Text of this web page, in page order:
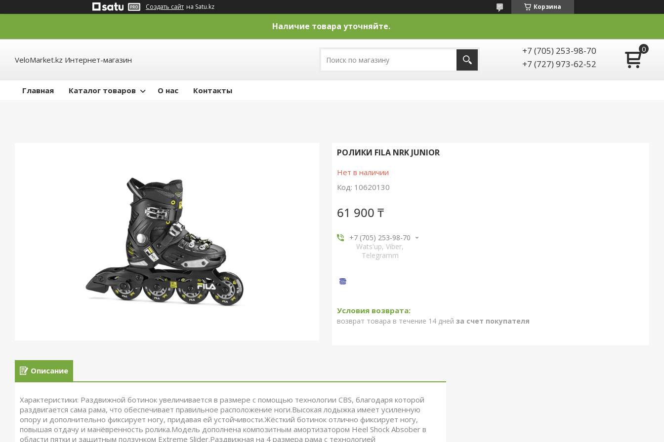
Создать сайт на Satu.kz Корзина
Наличие товара уточняйте.
VeloMarket.kz Интернет-магазин
+7 (705) 253-98-70
+7 (727) 973-62-52
Главная Каталог товаров О нас Контакты
РОЛИКИ FILA NRK JUNIOR
Нет в наличии
Код: 10620130
61 900 ₸
+7 (705) 253-98-70
Wats'up, Viber,
Telegramm
возврат товара в течение 14 дней за счет покупателя
Описание
Характеристики: Раздвижной ботинок увеличивается в размере с помощью технологии CBS, благодаря которой
раздвигается сама рама, что обеспечивает правильное расположение ноги.Высокая лодыжка имеет усиленную
опору и дополнительно фиксирует ногу, придавая ей устойчивости.Жёсткий ботинок отлично фиксирует ногу,
повышая отдачу и манёвренность ролика.Модель дополнена композитным амортизатором Heel Shock Absober в
области пятки и защитным ползунком Extreme Slider.Раздвижная на 4 размера рама с технологией